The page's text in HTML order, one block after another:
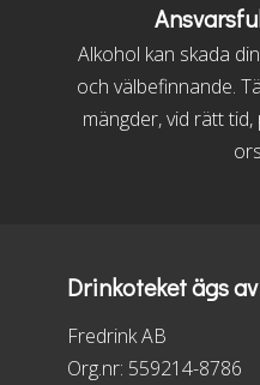
Alkohol kan skada
och välbefinnande.
mängder, vid rätt
Drinkoteket ägs av
Fredrink AB
Org.nr: 559214-8786